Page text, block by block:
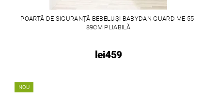
POARTĂ DE SIGURANȚĂ BEBELUȘI BABYDAN GUARD ME 55-
89CM PLIABILĂ
lei459
NOU